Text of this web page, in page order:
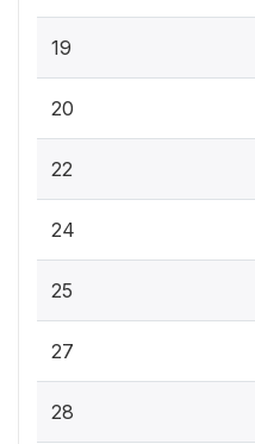
19
20
22
24
25
27
28